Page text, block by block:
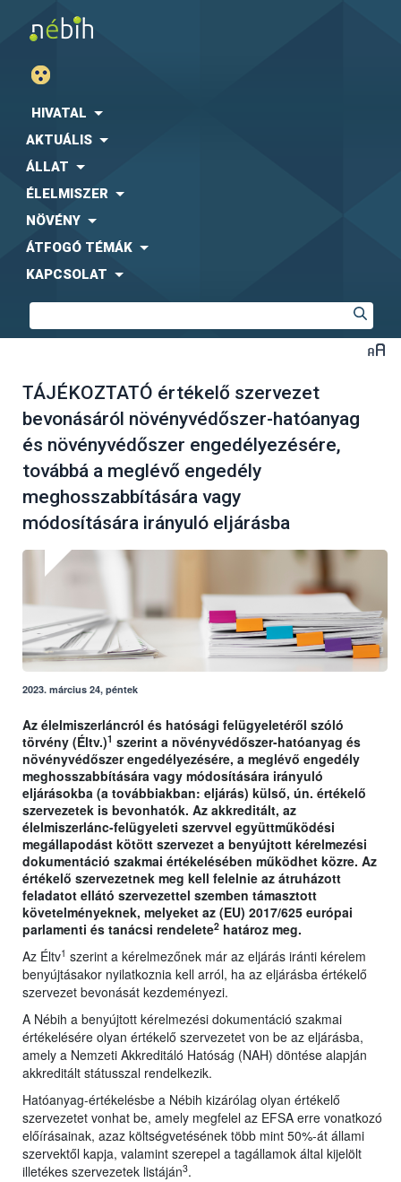
HIVATAL
AKTUÁLIS
ÁLLAT
ÉLELMISZER
NÖVÉNY
ÁTFOGÓ TÉMÁK
KAPCSOLAT
TÁJÉKOZTATÓ értékelő szervezet
bevonásáról növényvédőszer-hatóanyag
és növényvédőszer engedélyezésére,
továbbá a meglévő engedély
meghosszabbítására vagy
módosítására irányuló eljárásba
2023. március 24, péntek
Az élelmiszerláncról és hatósági felügyeletéről szóló
törvény (Éltv.)1 szerint a növényvédőszer-hatóanyag és
növényvédőszer engedélyezésére, a meglévő engedély
meghosszabbítására vagy módosítására irányuló
eljárásokba (a továbbiakban: eljárás) külső, ún. értékelő
szervezetek is bevonhatók. Az akkreditált, az
élelmiszerlánc-felügyeleti szervvel együttműködési
megállapodást kötött szervezet a benyújtott kérelmezési
dokumentáció szakmai értékelésében működhet közre. Az
értékelő szervezetnek meg kell felelnie az átruházott
feladatot ellátó szervezettel szemben támasztott
követelményeknek, melyeket az (EU) 2017/625 európai
parlamenti és tanácsi rendelete2 határoz meg.
Az Éltv1 szerint a kérelmezőnek már az eljárás iránti kérelem
benyújtásakor nyilatkoznia kell arról, ha az eljárásba értékelő
szervezet bevonását kezdeményezi.
A Nébih a benyújtott kérelmezési dokumentáció szakmai
értékelésére olyan értékelő szervezetet von be az eljárásba,
amely a Nemzeti Akkreditáló Hatóság (NAH) döntése alapján
akkreditált státusszal rendelkezik.
Hatóanyag-értékelésbe a Nébih kizárólag olyan értékelő
szervezetet vonhat be, amely megfelel az EFSA erre vonatkozó
előírásainak, azaz költségvetésének több mint 50%-át állami
szervektől kapja, valamint szerepel a tagállamok által kijelölt
illetékes szervezetek listáján3.